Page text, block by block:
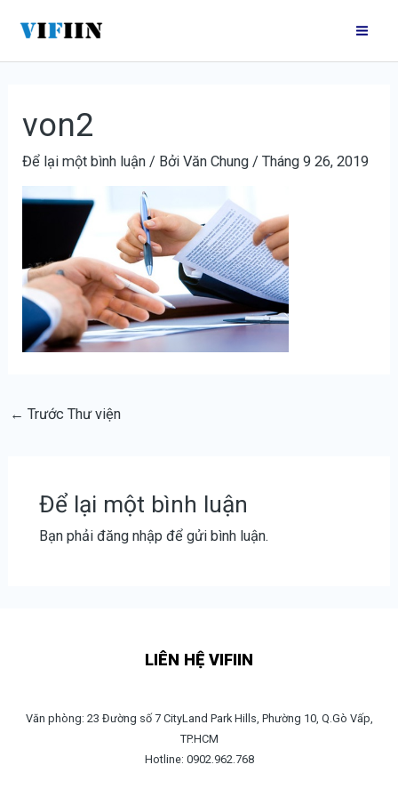
nội
von2
Để lại một bình luận / BởiVăn Chung /Tháng 9 26, 2019
hướng
bài
← Trước Thư viện
Để lại một bình luận
Bạn phải đăng nhậpđể gửi bình luận.
LIÊN HỆ VIFIIN
Văn phòng: 23 Đường số 7 CityLand Park Hills, Phường 10, Q.Gò Vấp,
TP.HCM
Hotline: 0902.962.768